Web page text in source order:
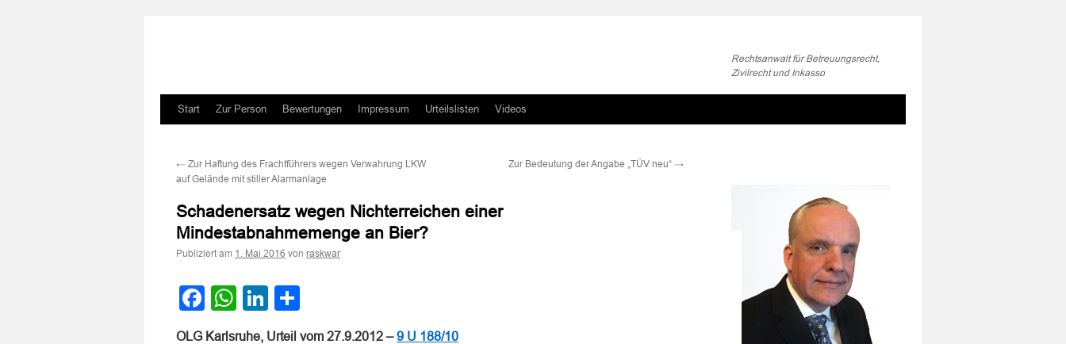
Rechtsanwalt für Betreuungsrecht,
Zivilrecht und Inkasso
Zum
springen
Start Zur Person Bewertungen Impressum Urteilslisten Videos
← Zur Haftung des Frachtführers wegen Verwahrung LKW
auf Gelände mit stiller Alarmanlage
Zur Bedeutung der Angabe „TÜV neu“ →
Schadenersatz wegen Nichterreichen einer
Mindestabnahmemenge an Bier?
Publiziert am 1. Mai 2016 von raskwar
Facebook
WhatsApp
LinkedIn
OLG Karlsruhe, Urteil vom 27.9.2012 –9 U 188/10